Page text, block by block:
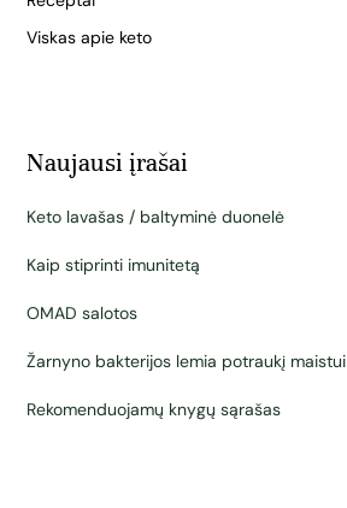
Viskas apie keto
Naujausi įrašai
Keto lavašas / baltyminė duonelė
Kaip stiprinti imunitetą
OMAD salotos
Žarnyno bakterijos lemia potraukį maistui
Rekomenduojamų knygų sąrašas